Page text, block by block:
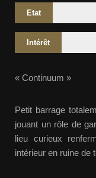
Etat
Intérêt
« Continuum »
Petit barrage
jouant un rôle de
lieu curieux
intérieur en ruine de